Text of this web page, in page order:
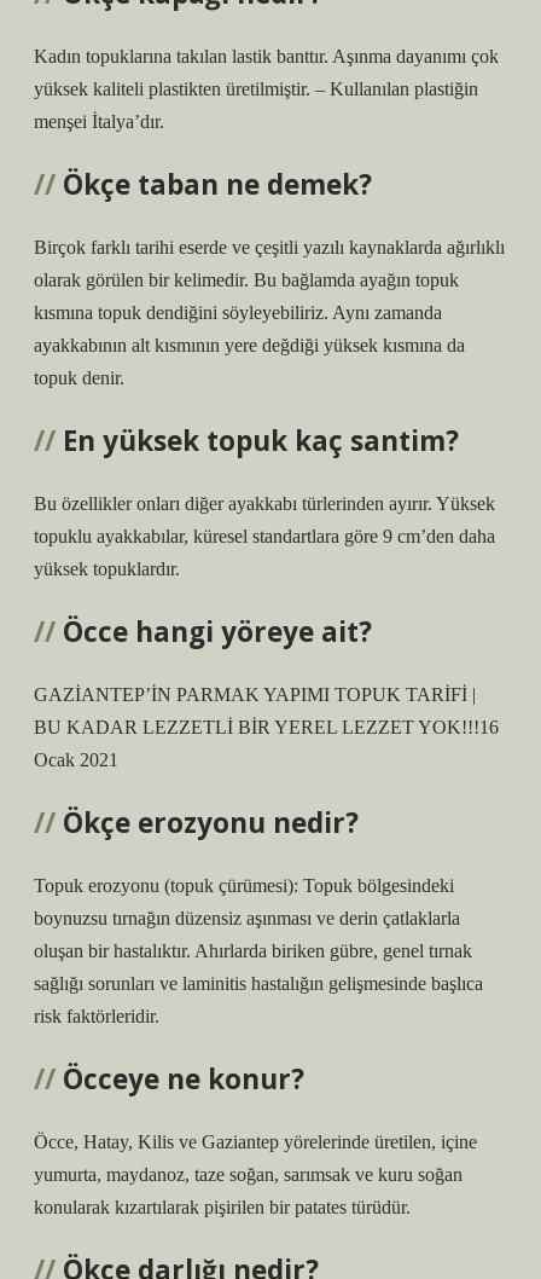
Kadın topuklarına takılan lastik banttır. Aşınma dayanımı çok
yüksek kaliteli plastikten üretilmiştir. – Kullanılan plastiğin
menşei İtalya’dır.
Ökçe taban ne demek?
Birçok farklı tarihi eserde ve çeşitli yazılı kaynaklarda ağırlıklı
olarak görülen bir kelimedir. Bu bağlamda ayağın topuk
kısmına topuk dendiğini söyleyebiliriz. Aynı zamanda
ayakkabının alt kısmının yere değdiği yüksek kısmına da
topuk denir.
En yüksek topuk kaç santim?
Bu özellikler onları diğer ayakkabı türlerinden ayırır. Yüksek
topuklu ayakkabılar, küresel standartlara göre 9 cm’den daha
yüksek topuklardır.
Öcce hangi yöreye ait?
GAZİANTEP’İN PARMAK YAPIMI TOPUK TARİFİ |
BU KADAR LEZZETLİ BİR YEREL LEZZET YOK!!!16
Ocak 2021
Ökçe erozyonu nedir?
Topuk erozyonu (topuk çürümesi): Topuk bölgesindeki
boynuzsu tırnağın düzensiz aşınması ve derin çatlaklarla
oluşan bir hastalıktır. Ahırlarda biriken gübre, genel tırnak
sağlığı sorunları ve laminitis hastalığın gelişmesinde başlıca
risk faktörleridir.
Öcceye ne konur?
Öcce, Hatay, Kilis ve Gaziantep yörelerinde üretilen, içine
yumurta, maydanoz, taze soğan, sarımsak ve kuru soğan
konularak kızartılarak pişirilen bir patates türüdür.
Ökçe darlığı nedir?